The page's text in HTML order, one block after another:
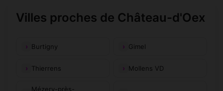
Villes proches de Château-d'Oex
Burtigny Gimel
Thierrens Mollens VD
Mézery-près-